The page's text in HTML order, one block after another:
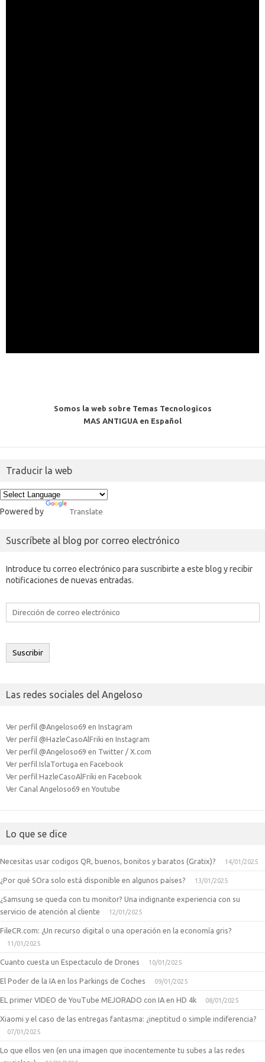
Somos la web sobre Temas Tecnologicos
MAS ANTIGUA en Español
Traducir la web
Powered by Translate
Suscríbete al blog por correo electrónico
Introduce tu correo electrónico para suscribirte a este blog y recibir
notificaciones de nuevas entradas.
Dirección
electrónico
Suscribir
Las redes sociales del Angeloso
Ver perfil @Angeloso69 en Instagram
Ver perfil @HazleCasoAlFriki en Instagram
Ver perfil @Angeloso69 en Twitter / X.com
Ver perfil IslaTortuga en Facebook
Ver perfil HazleCasoAlFriki en Facebook
Ver Canal Angeloso69 en Youtube
Lo que se dice
Necesitas usar codigos QR, buenos, bonitos y baratos (Gratix)? 14/01/2025
¿Por qué SOra solo está disponible en algunos países? 13/01/2025
¿Samsung se queda con tu monitor? Una indignante experiencia con su
servicio de atención al cliente
12/01/2025
FileCR.com: ¿Un recurso digital o una operación en la economía gris?
11/01/2025
Cuanto cuesta un Espectaculo de Drones 10/01/2025
El Poder de la IA en los Parkings de Coches 09/01/2025
EL primer VIDEO de YouTube MEJORADO con IA en HD 4k 08/01/2025
Xiaomi y el caso de las entregas fantasma: ¿ineptitud o simple indiferencia?
07/01/2025
Lo que ellos ven (en una imagen que inocentemente tu subes a las redes